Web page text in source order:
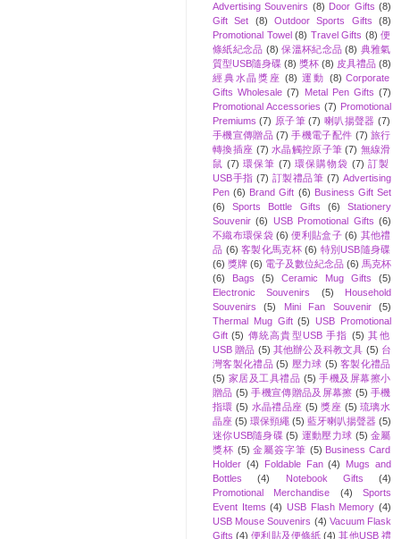
Advertising Souvenirs (8) Door Gifts (8)
Gift Set
(8) Outdoor Sports Gifts
(8)
Promotional Towel (8) Travel Gifts (8) 便
條紙紀念品 (8) 保溫杯紀念品 (8) 典雅氣
質型USB隨身碟 (8) 獎杯 (8) 皮具禮品 (8)
經典水晶獎座 (8) 運動 (8) Corporate
Gifts Wholesale (7) Metal Pen Gifts (7)
Promotional Accessories (7) Promotional
Premiums (7) 原子筆 (7) 喇叭揚聲器 (7)
手機宣傳贈品 (7) 手機電子配件 (7) 旅行
轉換插座 (7) 水晶觸控原子筆 (7) 無線滑
鼠 (7) 環保筆 (7) 環保購物袋 (7) 訂製
USB手指 (7) 訂製禮品筆 (7) Advertising
Pen (6) Brand Gift (6) Business Gift Set
(6)
Sports Bottle Gifts (6)
Stationery
Souvenir (6) USB Promotional Gifts (6)
不織布環保袋 (6) 便利貼盒子 (6) 其他禮
品 (6) 客製化馬克杯 (6) 特別USB隨身碟
(6) 獎牌 (6) 電子及數位紀念品 (6) 馬克杯
(6)
Bags (5) Ceramic Mug Gifts
(5)
Electronic Souvenirs
(5)
Household
Souvenirs
(5) Mini Fan Souvenir
(5)
Thermal Mug Gift (5)
USB Promotional
Gift (5) 傳統高貴型USB 手指 (5) 其他
USB 贈品 (5) 其他辦公及科教文具 (5) 台
灣客製化禮品 (5) 壓力球 (5) 客製化禮品
(5) 家居及工具禮品 (5) 手機及屏幕擦小
贈品 (5) 手機宣傳贈品及屏幕擦 (5) 手機
指環 (5) 水晶禮品座 (5) 獎座 (5) 琉璃水
晶座 (5) 環保頸繩 (5) 藍牙喇叭揚聲器 (5)
迷你USB隨身碟 (5) 運動壓力球 (5) 金屬
獎杯 (5) 金屬簽字筆 (5) Business Card
Holder (4) Foldable Fan (4)
Mugs and
Bottles
(4) Notebook Gifts
(4)
Promotional Merchandise
(4)
Sports
Event Items (4) USB Flash Memory (4)
USB Mouse Souvenirs (4) Vacuum Flask
Gifts (4) 便利貼及便條紙 (4) 其他USB 禮